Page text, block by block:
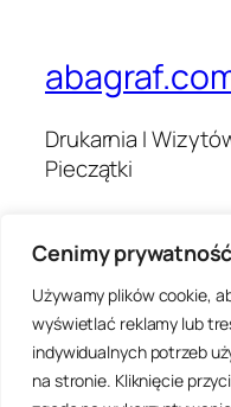
Cenimy
Używamy plików cookie,
wyświetlać reklamy lub
indywidualnych potrzeb
na stronie. Kliknięcie
Drukarnia I
Pieczątki
Blog
O nas
Najczęściej
Autorzy